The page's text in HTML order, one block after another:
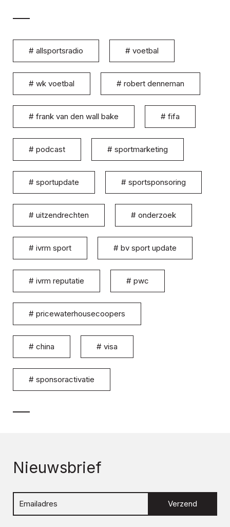
# allsportsradio # voetbal
# wk voetbal # robert denneman
# frank van den wall bake # fifa
# podcast # sportmarketing
# sportupdate # sportsponsoring
# uitzendrechten # onderzoek
# ivrm sport # bv sport update
# ivrm reputatie # pwc
# pricewaterhousecoopers
# china # visa
# sponsoractivatie
Nieuwsbrief
Verzend